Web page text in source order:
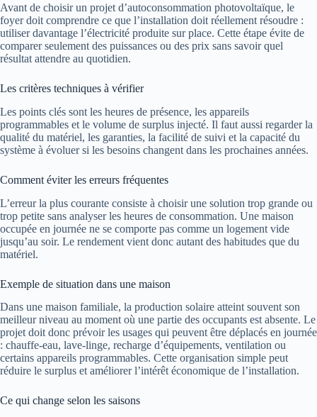
Avant de choisir un projet d’autoconsommation photovoltaïque, le
foyer doit comprendre ce que l’installation doit réellement résoudre :
utiliser davantage l’électricité produite sur place. Cette étape évite de
comparer seulement des puissances ou des prix sans savoir quel
résultat attendre au quotidien.
Les critères techniques à vérifier
Les points clés sont les heures de présence, les appareils
programmables et le volume de surplus injecté. Il faut aussi regarder la
qualité du matériel, les garanties, la facilité de suivi et la capacité du
système à évoluer si les besoins changent dans les prochaines années.
Comment éviter les erreurs fréquentes
L’erreur la plus courante consiste à choisir une solution trop grande ou
trop petite sans analyser les heures de consommation. Une maison
occupée en journée ne se comporte pas comme un logement vide
jusqu’au soir. Le rendement vient donc autant des habitudes que du
matériel.
Exemple de situation dans une maison
Dans une maison familiale, la production solaire atteint souvent son
meilleur niveau au moment où une partie des occupants est absente. Le
projet doit donc prévoir les usages qui peuvent être déplacés en journée
: chauffe-eau, lave-linge, recharge d’équipements, ventilation ou
certains appareils programmables. Cette organisation simple peut
réduire le surplus et améliorer l’intérêt économique de l’installation.
Ce qui change selon les saisons